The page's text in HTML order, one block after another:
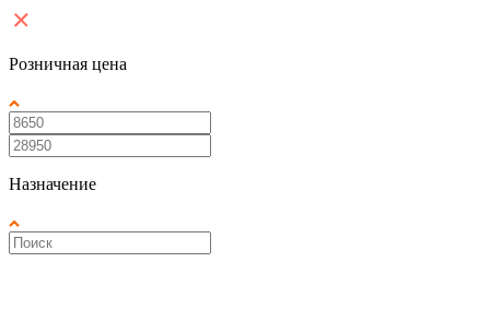
Розничная цена
Назначение